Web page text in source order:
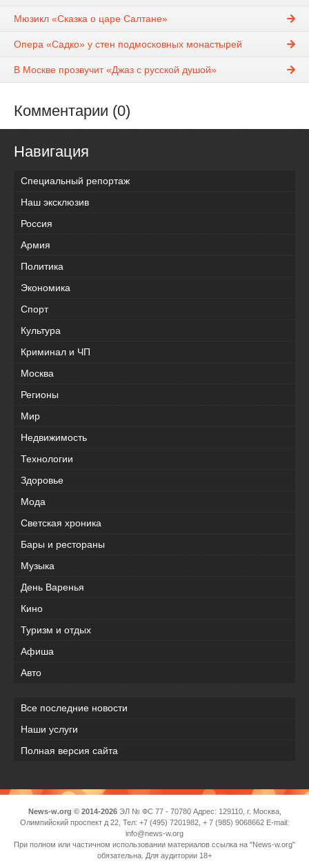
Мюзикл «Сказка о царе Салтане»
Опера «Садко» у стен подмосковных монастырей
В Москве прозвучит «Джаз с русской душой»
Комментарии (0)
Навигация
Специальный репортаж
Наш эксклюзив
Россия
Армия
Политика
Экономика
Спорт
Культура
Криминал и ЧП
Москва
Регионы
Мир
Недвижимость
Технологии
Здоровье
Мода
Светская хроника
Бары и рестораны
Музыка
День Варенья
Кино
Туризм и отдых
Афиша
Авто
Все последние новости
Наши услуги
Полная версия сайта
News-w.org © 2014-2026ЭЛ № ФС 77 - 70780 Адрес: 129110, г. Москва,
Олимпийский проспект д 22, Тел: +7 (495) 7201982, + 7 (985) 9068662 E-mail:
info@news-w.org
При полном или частичном использовании материалов ссылка на "News-w.org"
обязательна. Для аудитории 18+